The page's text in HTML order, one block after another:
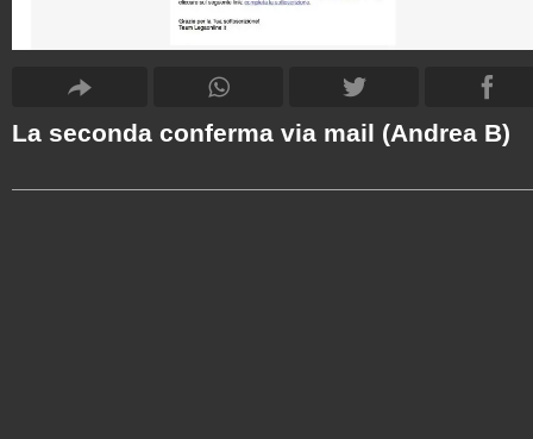
La seconda conferma via mail (Andrea B)